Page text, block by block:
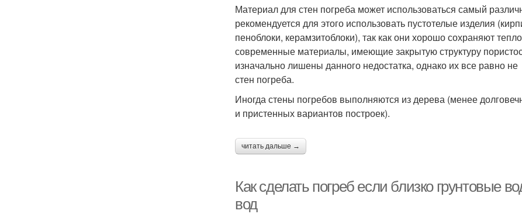
Материал для стен погреба может использоваться самый
рекомендуется для этого использовать пустотелые изделия
пеноблоки, керамзитоблоки), так как они хорошо сохраняют
современные материалы, имеющие закрытую структуру
изначально лишены данного недостатка, однако их все равно
стен погреба.
Иногда стены погребов выполняются из дерева (менее
и пристенных вариантов построек).
читать дальше →
Как сделать погреб если близко грунтовые
вод